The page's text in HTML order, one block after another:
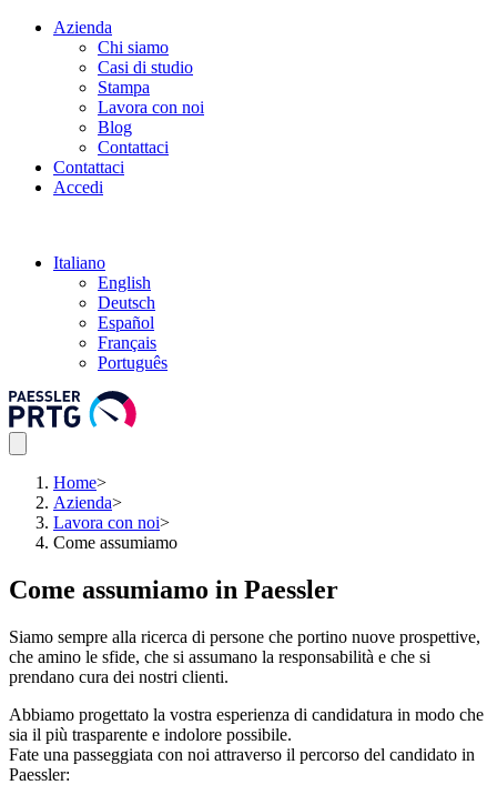
Azienda
Chi siamo
Casi di studio
Stampa
Lavora con noi
Blog
Contattaci
Contattaci
Accedi
Italiano
English
Deutsch
Español
Français
Português
Home>
Azienda>
Lavora con noi>
Come assumiamo
Come assumiamo in Paessler
Siamo sempre alla ricerca di persone che portino nuove prospettive,
che amino le sfide, che si assumano la responsabilità e che si
prendano cura dei nostri clienti.
Abbiamo progettato la vostra esperienza di candidatura in modo che
sia il più trasparente e indolore possibile.
Fate una passeggiata con noi attraverso il percorso del candidato in
Paessler: